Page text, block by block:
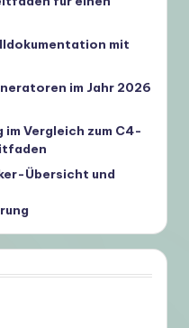
mit
im Jahr 2026
Vergleich zum C4-
Übersicht und